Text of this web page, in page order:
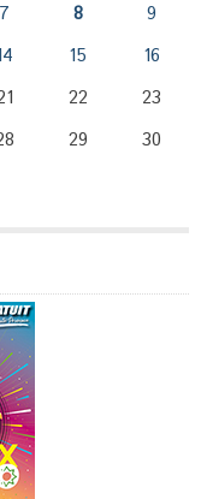
7 8
9
15
16
22
23
29
30